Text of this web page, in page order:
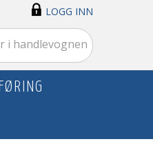
LOGG INN
i handlevognen